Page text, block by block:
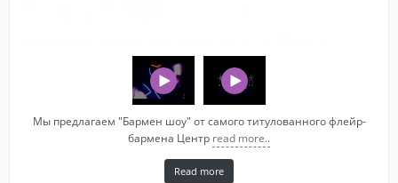
Мы предлагаем "Бармен шоу" от самого титулованного флейр-
бармена Центр read more..
Read more